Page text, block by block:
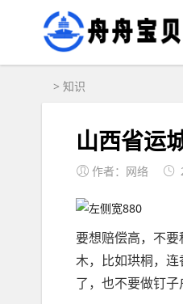
> 知识
山西省运
作者：网络
要想赔偿高，不
木，比如珙桐，
了，也不要做钉子